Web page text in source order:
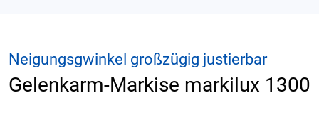
Neigungsgwinkel großzügig justierbar
Gelenkarm-Markise markilux 1300